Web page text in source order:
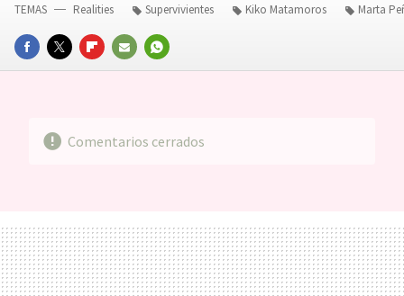
FACEBOOKTWITTERFLIPBOARD
E-
WHATSAPP
TEMAS Realities Supervivientes Kiko Matamoros Marta
Comentarios cerrados